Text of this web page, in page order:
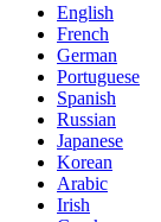
English
French
German
Portuguese
Spanish
Russian
Japanese
Korean
Arabic
Irish